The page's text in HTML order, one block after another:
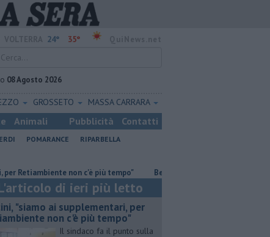
24° 35°
08 Agosto 2026
GROSSETO MASSA CARRARA
Animali Pubblicità Contatti
POMARANCE
RIPARBELLA
non c'è più tempo" ​Benzina, gasolio, gpl, ecco dove
di ieri più letto
"siamo ai supplementari, per
non c'è più tempo"
Il sindaco fa il punto sulla